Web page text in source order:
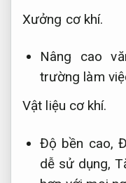
Xưởng cơ khí.
Nâng cao
trường làm
Vật liệu cơ khí.
Độ bền cao,
dễ sử dụng,